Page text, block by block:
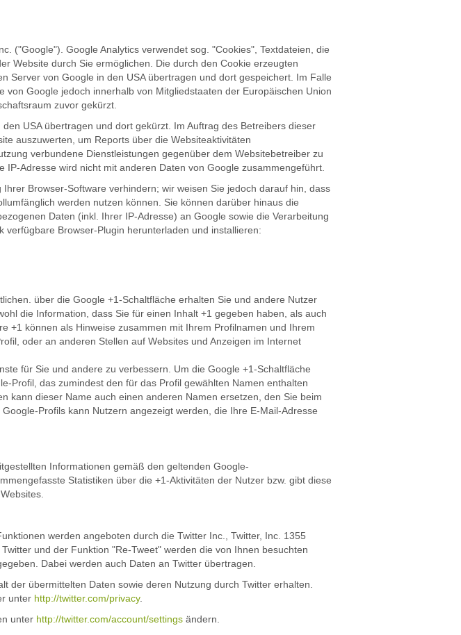
("Google"). Google Analytics verwendet sog. "Cookies", Textdateien, die
Website durch Sie ermöglichen. Die durch den Cookie erzeugten
Server von Google in den USA übertragen und dort gespeichert. Im Falle
Google jedoch innerhalb von Mitgliedstaaten der Europäischen Union
zuvor gekürzt.
USA übertragen und dort gekürzt. Im Auftrag des Betreibers dieser
auszuwerten, um Reports über die Websiteaktivitäten
verbundene Dienstleistungen gegenüber dem Websitebetreiber zu
Adresse wird nicht mit anderen Daten von Google zusammengeführt.
Browser-Software verhindern; wir weisen Sie jedoch darauf hin, dass
werden nutzen können. Sie können darüber hinaus die
Daten (inkl. Ihrer IP-Adresse) an Google sowie die Verarbeitung
Browser-Plugin herunterladen und installieren:
über die Google +1-Schaltfläche erhalten Sie und andere Nutzer
die Information, dass Sie für einen Inhalt +1 gegeben haben, als auch
+1 können als Hinweise zusammen mit Ihrem Profilnamen und Ihrem
oder an anderen Stellen auf Websites und Anzeigen im Internet
für Sie und andere zu verbessern. Um die Google +1-Schaltfläche
Profil, das zumindest den für das Profil gewählten Namen enthalten
kann dieser Name auch einen anderen Namen ersetzen, den Sie beim
Profils kann Nutzern angezeigt werden, die Ihre E-Mail-Adresse
Informationen gemäß den geltenden Google-
Statistiken über die +1-Aktivitäten der Nutzer bzw. gibt diese
werden angeboten durch die Twitter Inc., Twitter, Inc. 1355
und der Funktion "Re-Tweet" werden die von Ihnen besuchten
Dabei werden auch Daten an Twitter übertragen.
der übermittelten Daten sowie deren Nutzung durch Twitter erhalten.
unter http://twitter.com/privacy.
unter http://twitter.com/account/settings ändern.